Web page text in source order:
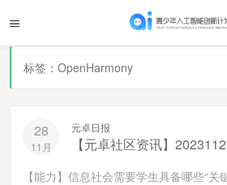
标签：OpenHarmony
28
11月
元卓日报
【元卓社区资讯】
【能力】信息社会需要学生具备哪些“关